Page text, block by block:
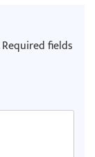
Required fields